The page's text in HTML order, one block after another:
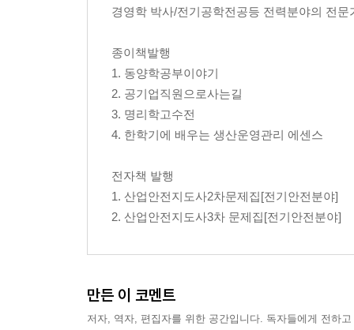
17. 관리감독자의 안전보건교육에 대해 설명(개정)
19. 산업안전보건위원회에 대해 설명 47
20. 노사협의체 구성운영에 대해 설명 49
21. 안전보건 관리규정과 안전보건관리계획을 비
22. 안전인증 대상과 인증심사 종류 및 방법에 대해
24. 안전보건개선계획서 수립시행에 대해 (24년 문
25. 공정안전보고서에 대해 설명 60
26. 물질안전보건자료에 대해 설명(3차) 63
30. 밀폐공간내 작업시 조치사항에 대해 설명 70
경영학 박사/전기공학전공등 전력분야의 전문
종이책발행
1. 동양학공부이야기
2. 공기업직원으로사는길
3. 명리학고수전
4. 한학기에 배우는 생산운영관리 에센스
전자책 발행
1. 산업안전지도사2차문제집[전기안전분야]
2. 산업안전지도사3차 문제집[전기안전분야]
만든 이 코멘트
저자, 역자, 편집자를 위한 공간입니다. 독자들에게 전하